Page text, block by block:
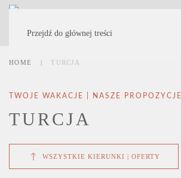
Przejdź do głównej treści
HOME TURCJA
TWOJE WAKACJE | NASZE PROPOZYCJE
TURCJA
WSZYSTKIE KIERUNKI | OFERTY